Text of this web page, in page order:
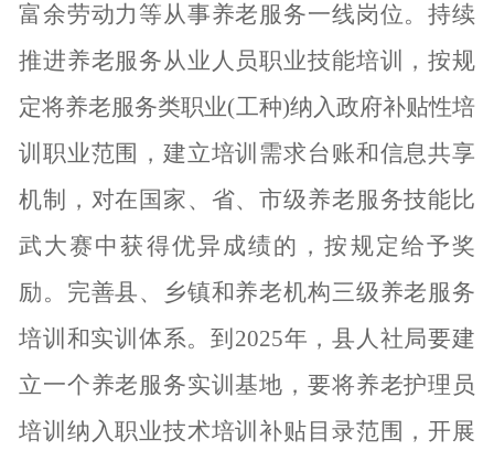
富余劳动力等从事养老服务一线岗位。持续
推进养老服务从业人员职业技能培训，按规
定将养老服务类职业(工种)纳入政府补贴性培
训职业范围，建立培训需求台账和信息共享
机制，对在国家、省、市级养老服务技能比
武大赛中获得优异成绩的，按规定给予奖
励。完善县、乡镇和养老机构三级养老服务
培训和实训体系。到2025年，县人社局要建
立一个养老服务实训基地，要将养老护理员
培训纳入职业技术培训补贴目录范围，开展